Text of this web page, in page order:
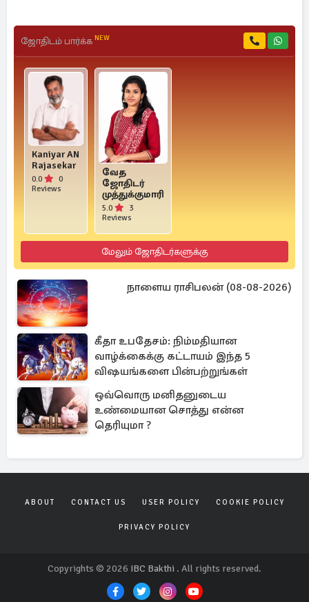
ஜோதிடம் பார்க்க NEW
Kaniyar AN
Rajasekar
0.0
0
Reviews
வேத
ஜோதிடர்
முத்துக்குமாரி
5.0
3
Reviews
மேலும் ஜோதிடர்களுக்கு
நாளைய ராசிபலன் (08-08-2026)
கீதா உபதேசம்: நிம்மதியான
வாழ்க்கைக்கு கட்டாயம் இந்த 5
விஷயங்களை பின்பற்றுங்கள்
ஒவ்வொரு மனிதனுடைய
உண்மையான சொத்து என்ன
தெரியுமா ?
ABOUT CONTACT US USER POLICY COOKIE POLICY
PRIVACY POLICY
Copyrights © 2026 IBC Bakthi . All rights reserved.